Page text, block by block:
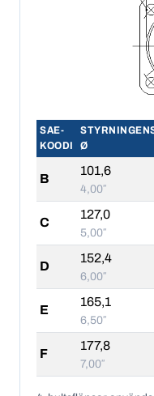
SAE-
KOODI
Ø
B
101,6
4,00″
C
127,0
5,00″
D
152,4
6,00″
E
165,1
6,50″
F
177,8
7,00″